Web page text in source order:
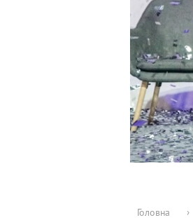
Головна ›